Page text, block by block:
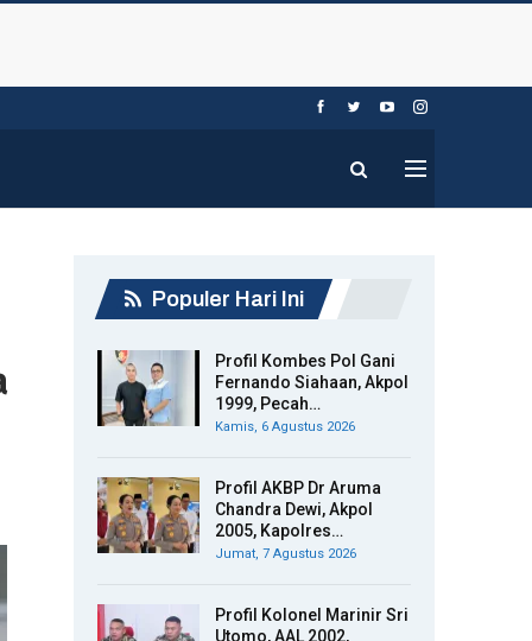
Populer Hari Ini
Profil Kombes Pol Gani
Fernando Siahaan, Akpol
1999, Pecah…
Kamis, 6 Agustus 2026
Profil AKBP Dr Aruma
Chandra Dewi, Akpol
2005, Kapolres…
Jumat, 7 Agustus 2026
Profil Kolonel Marinir Sri
Utomo, AAL 2002,